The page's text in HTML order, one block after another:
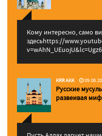
Кому интересно, само
здесьhttps://
KRR AKK
Русские
pазвеивая